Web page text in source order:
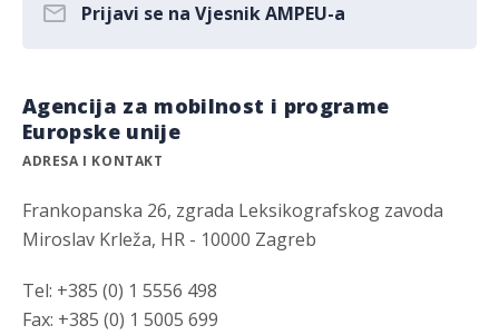
Prijavi se na Vjesnik AMPEU-a
Agencija za mobilnost i programe
Europske unije
ADRESA I KONTAKT
Frankopanska 26, zgrada Leksikografskog zavoda
Miroslav Krleža, HR - 10000 Zagreb
Tel: +385 (0) 1 5556 498
Fax: +385 (0) 1 5005 699